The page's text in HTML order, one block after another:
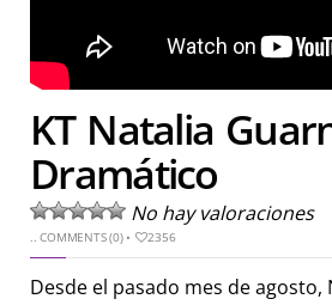
KT Natalia
Dramático
No hay valoraciones
..COMMENTS (0)• 2356
Desde el pasado mes de